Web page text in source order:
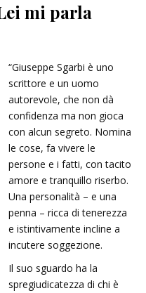
mi parla
“Giuseppe Sgarbi è uno
scrittore e un uomo
autorevole, che non dà
confidenza ma non gioca
con alcun segreto. Nomina
le cose, fa vivere le
persone e i fatti, con tacito
amore e tranquillo riserbo.
Una personalità – e una
penna – ricca di tenerezza
e istintivamente incline a
incutere soggezione.
Il suo sguardo ha la
spregiudicatezza di chi è